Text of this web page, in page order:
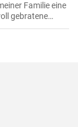
Familie eine
gebratene
mit einer
Sie mir,
probiert
aufnehmen.